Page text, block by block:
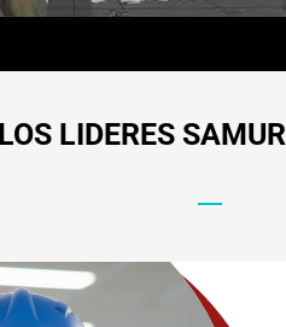
LIDERES